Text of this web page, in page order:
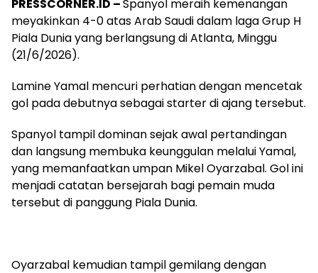
PRESSCORNER.ID –Spanyol meraih kemenangan
meyakinkan 4-0 atas Arab Saudi dalam laga Grup H
Piala Dunia yang berlangsung di Atlanta, Minggu
(21/6/2026).
Lamine Yamal mencuri perhatian dengan mencetak
gol pada debutnya sebagai starter di ajang tersebut.
Spanyol tampil dominan sejak awal pertandingan
dan langsung membuka keunggulan melalui Yamal,
yang memanfaatkan umpan Mikel Oyarzabal. Gol ini
menjadi catatan bersejarah bagi pemain muda
tersebut di panggung Piala Dunia.
Oyarzabal kemudian tampil gemilang dengan